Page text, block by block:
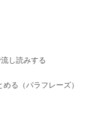
し読みする
る（パラフレーズ）